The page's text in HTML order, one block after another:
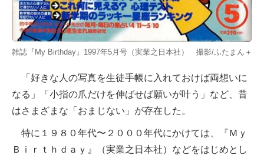
雑誌『My Birthday』1997年5月号（実業之日本社） 撮影/ふたまん＋
「好きな人の写真を生徒手帳に入れておけば両想いに
なる」「小指の爪だけを伸ばせば願いが叶う」など、昔
はさまざまな「おまじない」が存在した。
特に１９８０年代〜２０００年代にかけては、『Ｍｙ
Ｂｉｒｔｈｄａｙ』（実業之日本社）などをはじめとし